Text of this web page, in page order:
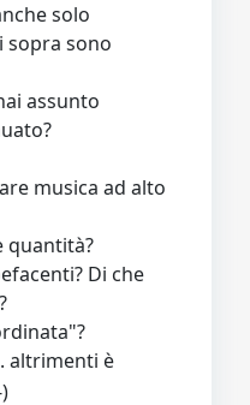
solo
sopra sono
assunto
musica ad alto
quantità?
Di che
altrimenti è